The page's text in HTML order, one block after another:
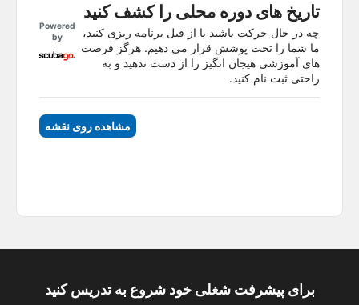
تاریخ های دوره محلی را کشف کنید
چه در حال حرکت باشید یا از قبل برنامه ریزی کنید،
ما شما را تحت پوشش قرار می دهیم. هرگز فرصت
های آموزشی هیجان انگیز را از دست ندهید و به
راحتی ثبت نام کنید.
Powered
by
مشاهده روی نقشه
برای پیشرفت شغلی خود شروع به تدریس کنید